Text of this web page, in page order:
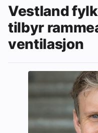
Vestland
tilbyr
ventilasjon